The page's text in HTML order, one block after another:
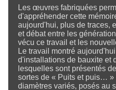
Les œuvres fabriquées
d'appréhender cette
aujourd'hui, plus de traces,
et débat entre les
vécu ce travail et les
Le travail montré
d'installations de bauxite et
lesquelles sont présentés
sortes de « Puits et puis… »
diamètres variés, posés au